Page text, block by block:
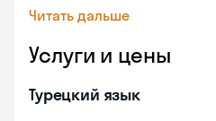
Читать дальше
Услуги и цены
Турецкий язык